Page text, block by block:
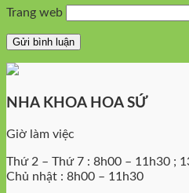
Trang web
NHA KHOA HOA SỨ
Giờ làm việc
Thứ 2 – Thứ 7 : 8h00 – 11h30 ;
Chủ nhật : 8h00 – 11h30